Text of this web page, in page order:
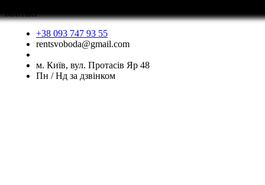
Контакт
+38 093 747 93 55
rentsvoboda@gmail.com
м. Київ, вул. Протасів Яр 48
Пн / Нд за дзвінком